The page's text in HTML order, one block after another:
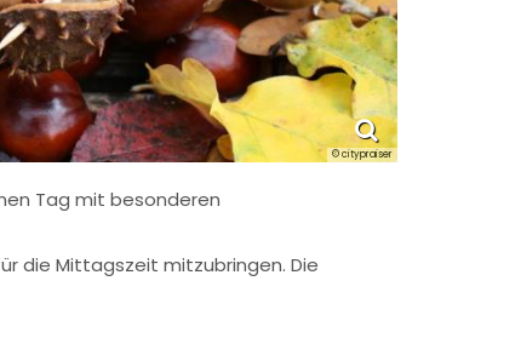
© citypraiser
Tag mit besonderen
die Mittagszeit mitzubringen. Die